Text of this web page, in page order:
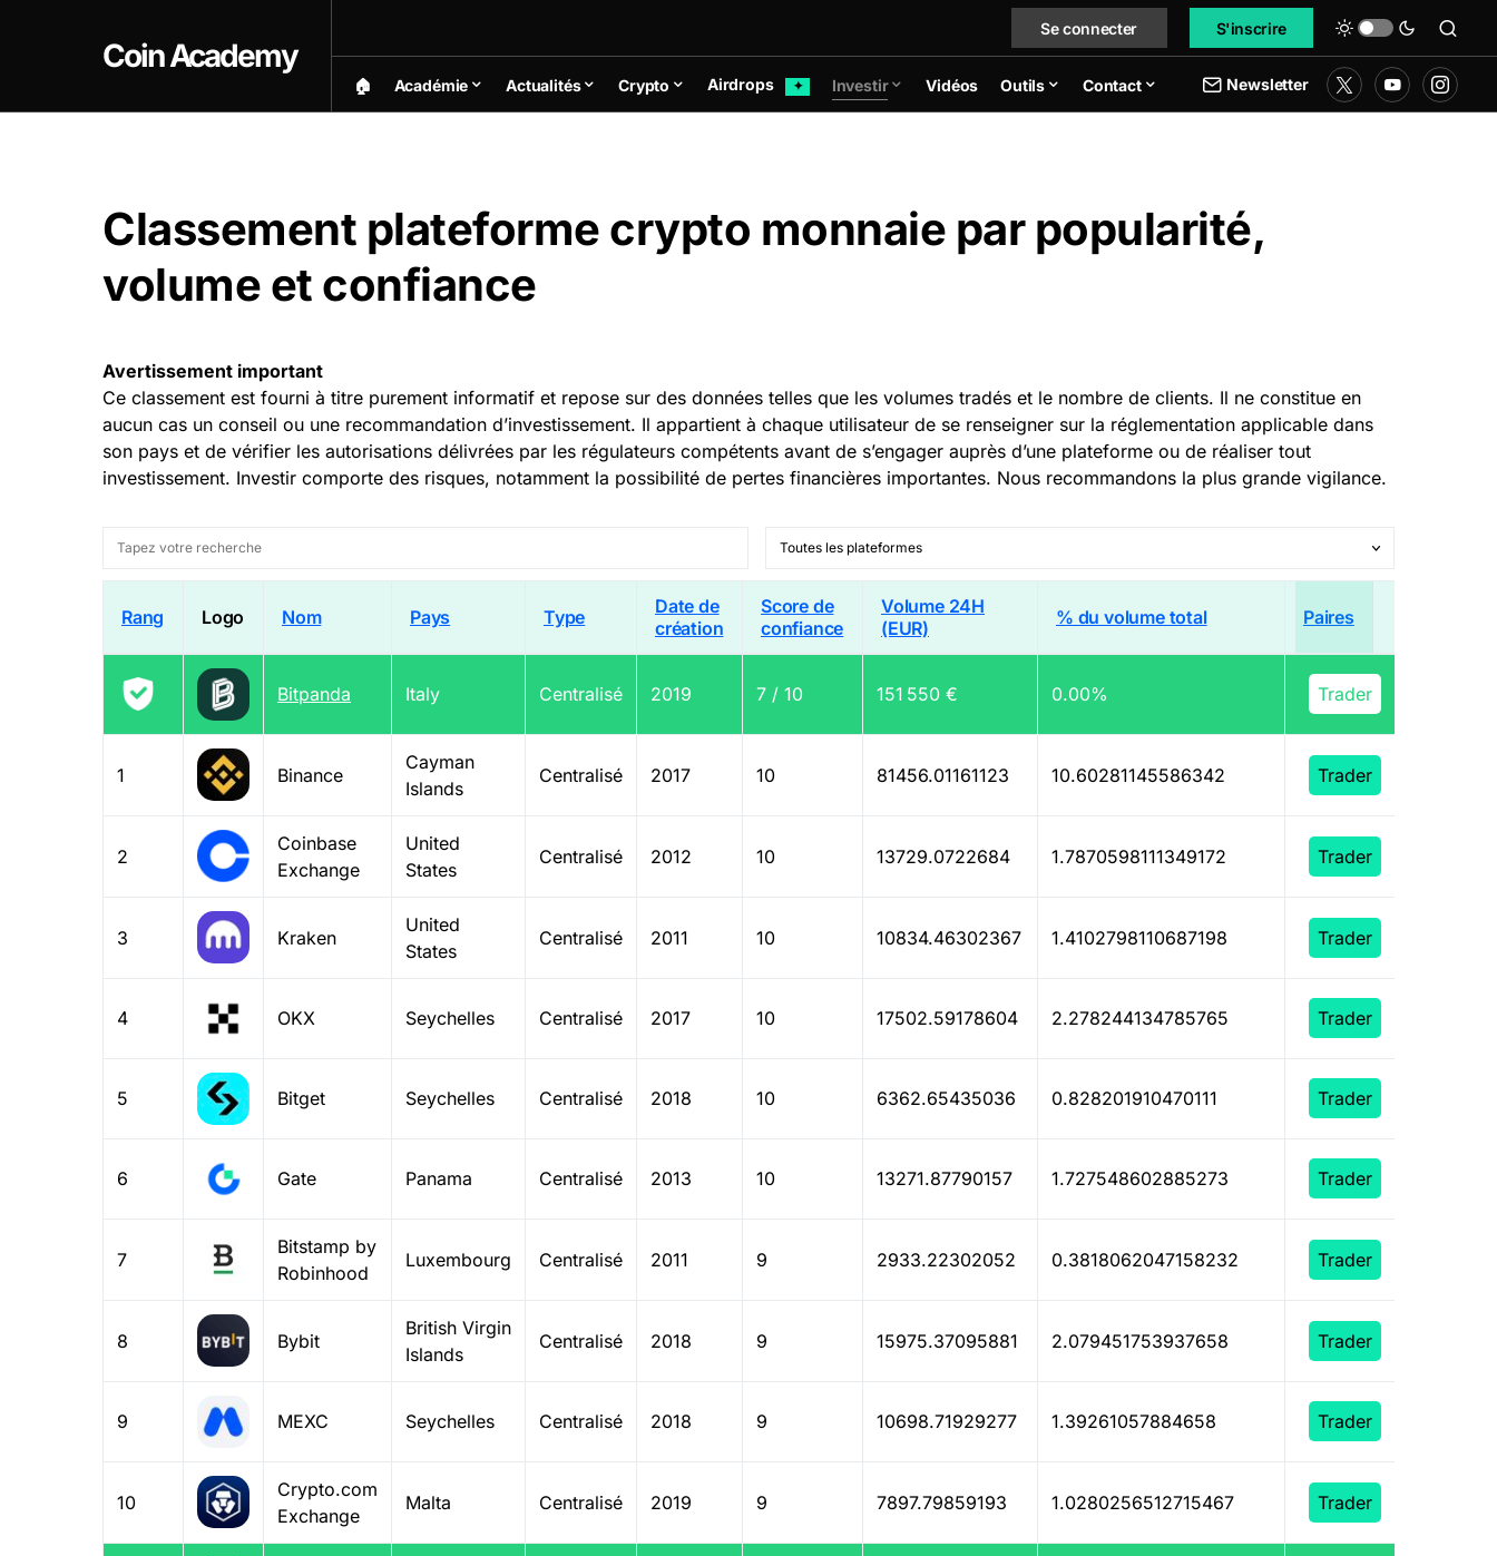
Coin Academy
Se connecter S'inscrire
🏠︎ Académie Actualités Crypto Airdrops ✦ Investir Vidéos Outils Contact Newsletter
Classement plateforme crypto monnaie par popularité,
volume et confiance
Avertissement important
Ce classement est fourni à titre purement informatif et repose sur des données telles que les volumes tradés et le nombre de clients. Il ne constitue en
aucun cas un conseil ou une recommandation d’investissement. Il appartient à chaque utilisateur de se renseigner sur la réglementation applicable dans
son pays et de vérifier les autorisations délivrées par les régulateurs compétents avant de s’engager auprès d’une plateforme ou de réaliser tout
investissement. Investir comporte des risques, notamment la possibilité de pertes financières importantes. Nous recommandons la plus grande vigilance.
Rang Logo Nom Pays Type
Date de
création
Score de
confiance
Volume 24H
(EUR)
% du volume total Paires
Bitpanda Italy Centralisé 2019 7 / 10 151 550 € 0.00% 309
Trader
1 Binance
Cayman
Islands
Centralisé 2017 10 81456.01161123 10.60281145586342 Trader
2
Coinbase
Exchange
United
States
Centralisé 2012 10 13729.0722684 1.7870598111349172 Trader
3 Kraken
United
States
Centralisé 2011 10 10834.46302367 1.4102798110687198 Trader
4 OKX Seychelles Centralisé 2017 10 17502.59178604 2.278244134785765 Trader
5 Bitget Seychelles Centralisé 2018 10 6362.65435036 0.828201910470111 Trader
6 Gate Panama Centralisé 2013 10 13271.87790157 1.727548602885273 Trader
7
Bitstamp by
Robinhood
Luxembourg Centralisé 2011 9 2933.22302052 0.3818062047158232 Trader
8 Bybit
British Virgin
Islands
Centralisé 2018 9 15975.37095881 2.079451753937658 Trader
9 MEXC Seychelles Centralisé 2018 9 10698.71929277 1.39261057884658 Trader
10
Crypto.com
Exchange
Malta Centralisé 2019 9 7897.79859193 1.0280256512715467 Trader